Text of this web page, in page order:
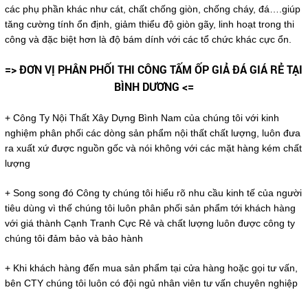
các phụ phần khác như cát, chất chống giòn, chống cháy, đá….giúp
tăng cường tính ổn định, giảm thiểu độ giòn gãy, linh hoạt trong thi
công và đặc biệt hơn là độ bám dính với các tổ chức khác cực ổn.
=> ĐƠN VỊ PHÂN PHỐI THI CÔNG TẤM ỐP GIẢ ĐÁ GIÁ RẺ TẠI
BÌNH DƯƠNG <=
+ Công Ty Nội Thất Xây Dựng Bình Nam của chúng tôi với kinh
nghiệm phân phối các dòng sản phẩm nội thất chất lượng, luôn đưa
ra xuất xứ được nguồn gốc và nói không với các mặt hàng kém chất
lượng
+ Song song đó Công ty chúng tôi hiểu rõ nhu cầu kinh tế của người
tiêu dùng vì thế chúng tôi luôn phân phối sản phẩm tới khách hàng
với giá thành Cạnh Tranh Cực Rẻ và chất lượng luôn được công ty
chúng tôi đảm bảo và bảo hành
+ Khi khách hàng đến mua sản phẩm tại cửa hàng hoặc gọi tư vấn,
bên CTY chúng tôi luôn có đội ngủ nhân viên tư vấn chuyên nghiệp